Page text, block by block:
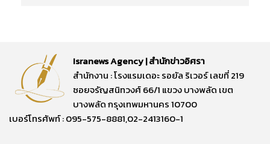
Isranews Agency | สำนักข่าวอิศรา
สำนักงาน : โรงแรมเดอะ รอยัล ริเวอร์ เลขที่ 219
ซอยจรัญสนิทวงศ์ 66/1 แขวง บางพลัด เขต
บางพลัด กรุงเทพมหานคร 10700
เบอร์โทรศัพท์ : 095-575-8881,02-2413160-1